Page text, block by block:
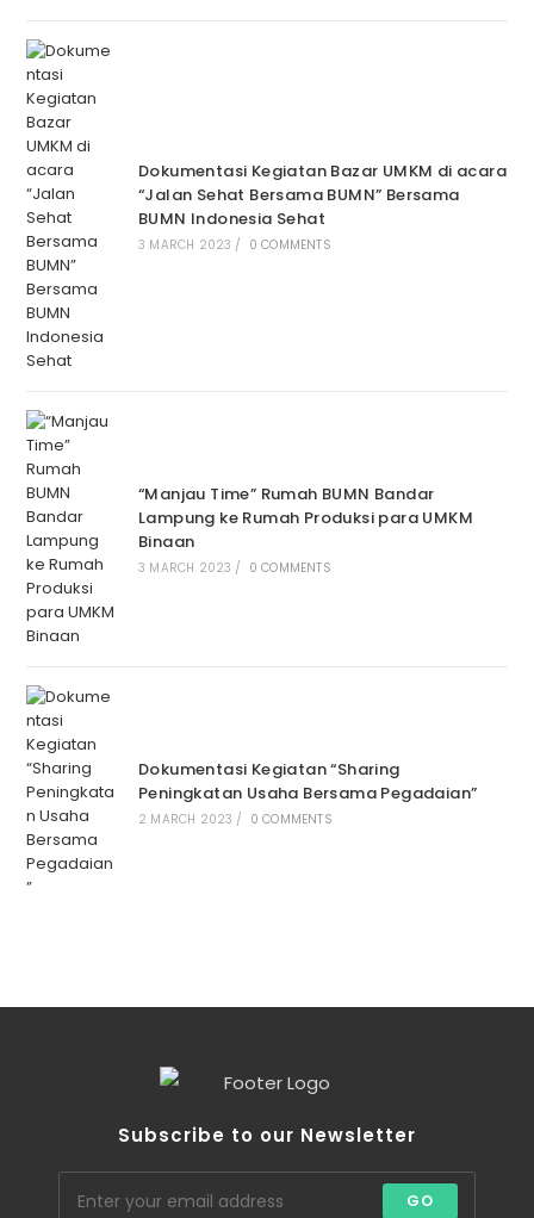
Dokumentasi Kegiatan Bazar UMKM di acara
“Jalan Sehat Bersama BUMN” Bersama
BUMN Indonesia Sehat
3 MARCH 2023 / 0 COMMENTS
“Manjau Time” Rumah BUMN Bandar
Lampung ke Rumah Produksi para UMKM
Binaan
3 MARCH 2023 / 0 COMMENTS
Dokumentasi Kegiatan “Sharing
Peningkatan Usaha Bersama Pegadaian”
2 MARCH 2023 / 0 COMMENTS
Subscribe to our Newsletter
GO